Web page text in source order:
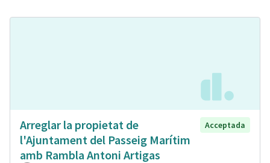
Arreglar la propietat de
l'Ajuntament del Passeig Marítim
amb Rambla Antoni Artigas
Acceptada